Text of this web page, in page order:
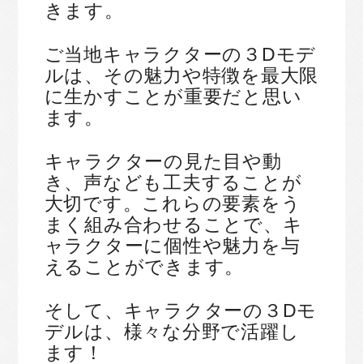
きます。
ご当地キャラクターの３Dモデ
ルは、その魅力や特徴を最大限
に生かすことが重要だと思い
ます。
キャラクターの見た目や動
き、声なども工夫することが
大切です。これらの要素をう
まく組み合わせることで、キ
ャラクターに個性や魅力を与
えることができます。
そして、キャラクターの３Dモ
デルは、様々な分野で活躍し
ます！